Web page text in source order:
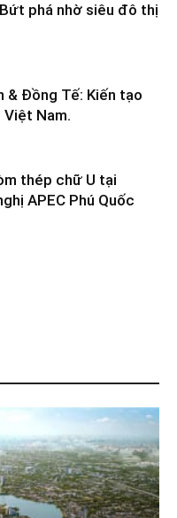
phá nhờ siêu đô thị
& Đồng Tế: Kiến tạo
Nam.
thép chữ U tại
APEC Phú Quốc